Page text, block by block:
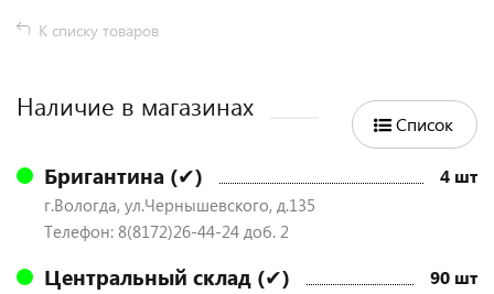
К списку товаров
Наличие в магазинах
Список
Бригантина (✔) 4 шт
г.Вологда, ул.Чернышевского, д.135
Телефон: 8(8172)26-44-24 доб. 2
Центральный склад (✔) 90 шт